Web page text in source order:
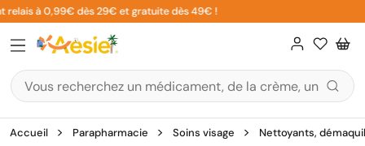
Aller
au
contenu
à 0,99€ dès 29€ et gratuite dès 49€ !
Accueil Parapharmacie Soins visage Nettoyants,